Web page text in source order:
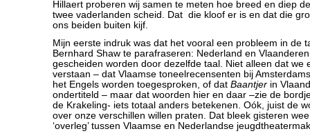
Hillaert proberen wij samen te meten hoe breed en diep
twee vaderlanden scheid. Dat die kloof er is en dat die
ons beiden buiten kijf.
Mijn eerste indruk was dat het vooral een probleem in de
Bernhard Shaw te parafraseren: Nederland en
gescheiden worden door dezelfde taal. Niet alleen dat we
verstaan – dat Vlaamse toneelrecensenten bij
het Engels worden toegesproken, of dat Baantjer in
ondertiteld – maar dat woorden hier en daar –zie de
de Krakeling- iets totaal anders betekenen. Oók, juist de
over onze verschillen willen praten. Dat bleek gisteren
‘overleg’ tussen Vlaamse en Nederlandse